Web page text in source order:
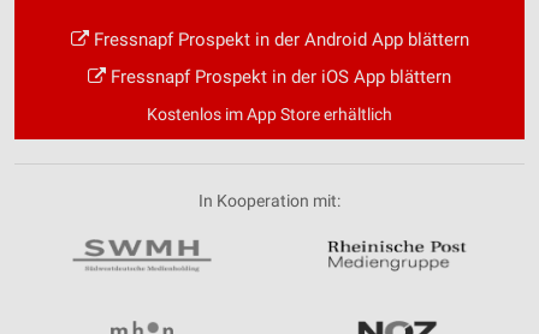
Fressnapf Prospekt in der Android App blättern
Fressnapf Prospekt in der iOS App blättern
Kostenlos im App Store erhältlich
In Kooperation mit: